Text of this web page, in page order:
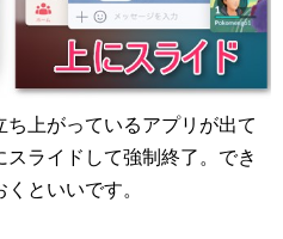
上がっているアプリが出て
ライドして強制終了。でき
といいです。